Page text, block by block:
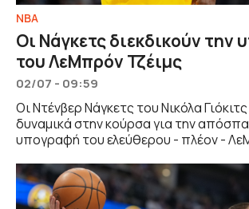
NBA
Οι Νάγκετς διεκδικούν την
του ΛεΜπρόν Τζέιμς
02/07 - 09:59
Οι Ντένβερ Νάγκετς του Νικόλα
δυναμικά στην κούρσα για την
υπογραφή του ελεύθερου - πλέον -